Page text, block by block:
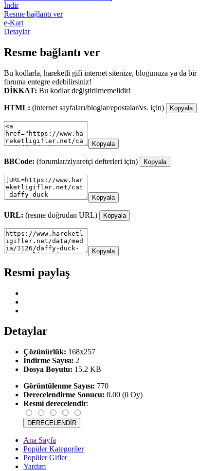
İndir
Resme bağlantı ver
e-Kart
Detaylar
Resme bağlantı ver
Bu kodlarla, hareketli gifi internet sitenize, blogunuza ya da bir
foruma entegre edebilirsiniz!
DİKKAT: Bu kodlar değiştirilmemelidir!
HTML: (internet sayfaları/bloglar/epostalar/vs. için) Kopyala
Kopyala
BBCode: (forumlar/ziyaretçi defterleri için) Kopyala
Kopyala
URL: (resme doğrudan URL) Kopyala
Kopyala
Resmi paylaş
Detaylar
Çözünürlük: 168x257
İndirme Sayısı: 2
Dosya Boyutu: 15.2 KB
Görüntülenme Sayısı: 770
Derecelendirme Sonucu: 0.00 (0 Oy)
Resmi derecelendir:
Ana Sayfa
Popüler Kategoriler
Popüler Gifler
Yardım